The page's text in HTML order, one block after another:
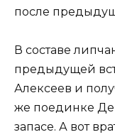
после
В составе
предыдущей
Алексеев и
же поединке
запасе. А вот